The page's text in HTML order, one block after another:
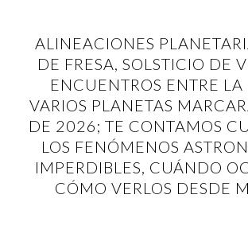
ALINEACIONES
DE FRESA, SOLSTICIO DE
ENCUENTROS ENTRE
VARIOS PLANETAS
DE 2026; TE CONTAMOS
LOS FENÓMENOS
IMPERDIBLES, CUÁNDO
CÓMO VERLOS DESDE